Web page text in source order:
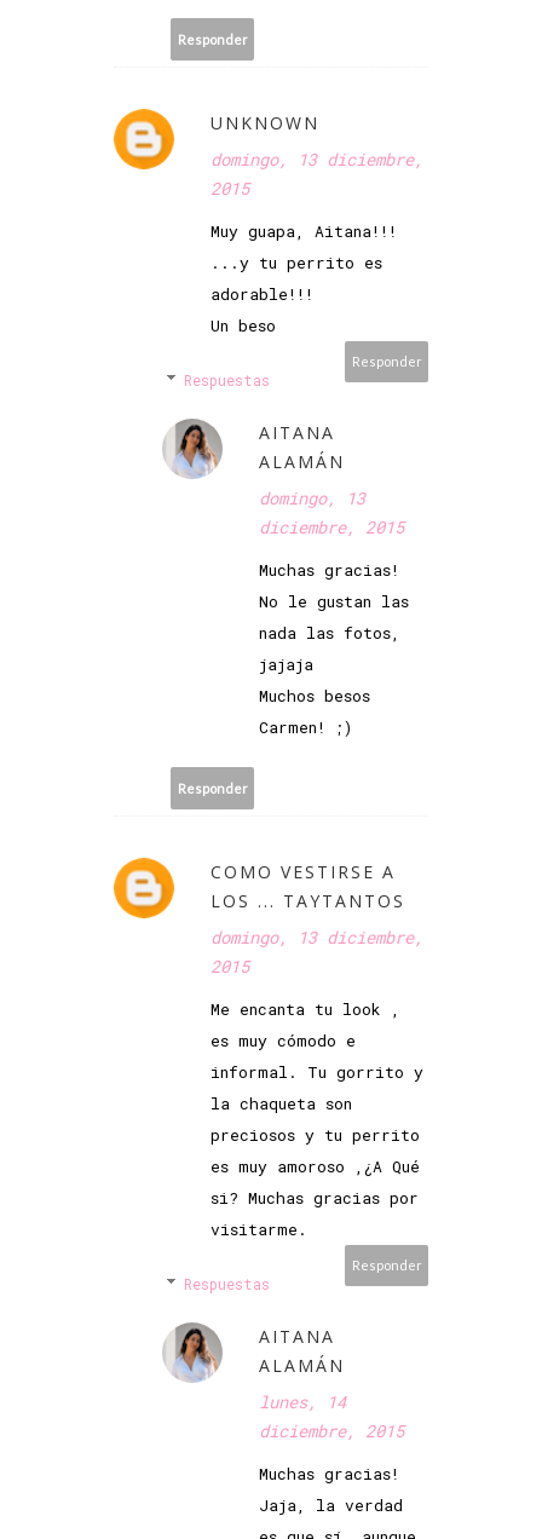
Responder
UNKNOWN
domingo, 13 diciembre,
2015
Muy guapa, Aitana!!!
...y tu perrito es
adorable!!!
Un beso
Responder
Respuestas
AITANA
ALAMÁN
domingo, 13
diciembre, 2015
Muchas gracias!
No le gustan las
nada las fotos,
jajaja
Muchos besos
Carmen! ;)
Responder
COMO VESTIRSE A
LOS ... TAYTANTOS
domingo, 13 diciembre,
2015
Me encanta tu look ,
es muy cómodo e
informal. Tu gorrito y
la chaqueta son
preciosos y tu perrito
es muy amoroso ,¿A Qué
si? Muchas gracias por
visitarme.
Responder
Respuestas
AITANA
ALAMÁN
lunes, 14
diciembre, 2015
Muchas gracias!
Jaja, la verdad